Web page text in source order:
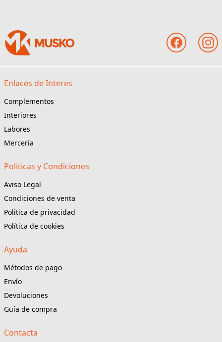
Enlaces de Interes
Complementos
Interiores
Labores
Mercería
Politicas y Condiciones
Aviso Legal
Condiciones de venta
Politica de privacidad
Política de cookies
Ayuda
Métodos de pago
Envío
Devoluciones
Guía de compra
Contacta